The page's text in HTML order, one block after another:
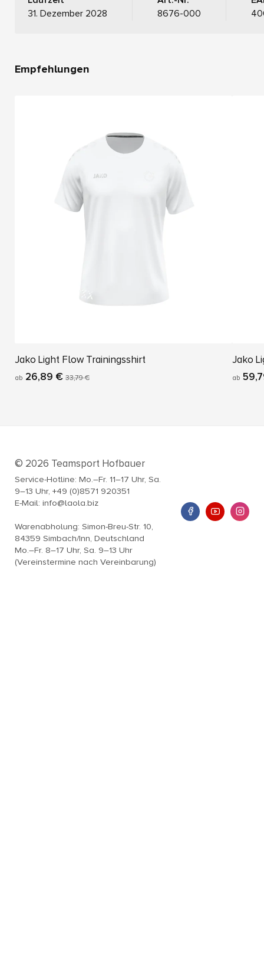
31. Dezember 2028
8676-000
Empfehlungen
Jako Light Flow Trainingsshirt
ab 26,89 € 33,79 €
Jako
ab
© 2026 Teamsport Hofbauer
Service-Hotline: Mo.–Fr. 11–17 Uhr, Sa.
9–13 Uhr, +49 (0)8571 920351
E-Mail: info@laola.biz
Warenabholung: Simon-Breu-Str. 10,
84359 Simbach/Inn, Deutschland
Mo.–Fr. 8–17 Uhr, Sa. 9–13 Uhr
(Vereinstermine nach Vereinbarung)